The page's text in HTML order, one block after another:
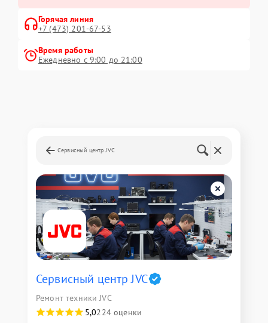
Горячая линия
+7 (473) 201-67-53
Время работы
Ежедневно с 9:00 до 21:00
Сервисный центр JVC
Сервисный центр JVC
Ремонт техники JVC
5,0224 оценки